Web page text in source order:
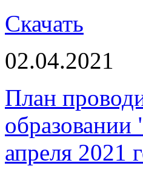
Скачать
02.04.2021
План
апреля 2021